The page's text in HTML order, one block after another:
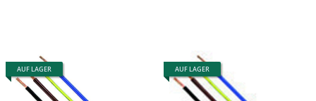
AUF LAGER AUF LAGER